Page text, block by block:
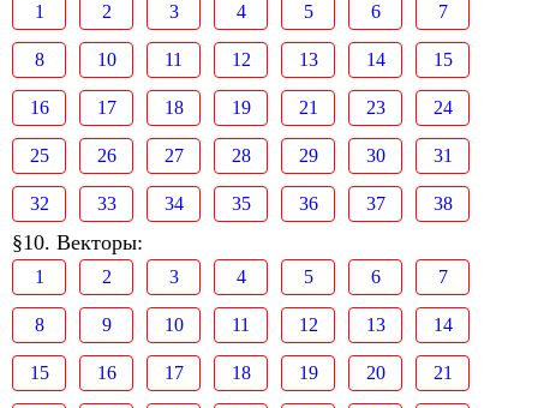
1 2 3 4 5 6 7
8 10 11 12 13 14 15
16 17 18 19 21 23 24
25 26 27 28 29 30 31
32 33 34 35 36 37 38
§10. Векторы:
1 2 3 4 5 6 7
8 9 10 11 12 13 14
15 16 17 18 19 20 21